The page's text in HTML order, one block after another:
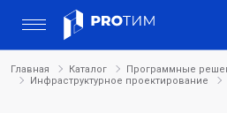
Главная Каталог
Программные
Инфраструктурное проектирование